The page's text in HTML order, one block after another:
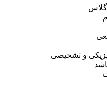
و تشخیصی